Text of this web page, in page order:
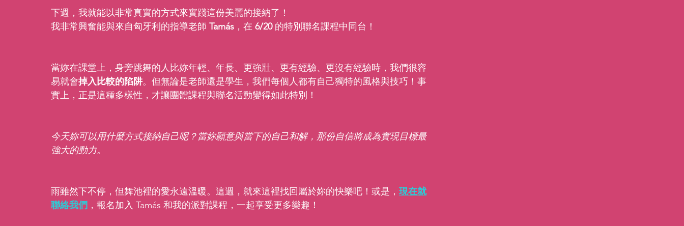
下週，我就能以非常真實的方式來實踐這份美麗的接納了！
我非常興奮能與來自匈牙利的指導老師 Tamás ，在 6/20 的特別聯名課程中同台！
當妳在課堂上，身旁跳舞的人比妳年輕、年長、更強壯、更有經驗、更沒有經驗時，我們很容
易就會掉入比較的陷阱。但無論是老師還是學生，我們每個人都有自己獨特的風格與技巧！事
實上，正是這種多樣性，才讓團體課程與聯名活動變得如此特別！
今天妳可以用什麼方式接納自己呢？當妳願意與當下的自己和解，那份自信將成為實現目標最
強大的動力。
雨雖然下不停，但舞池裡的愛永遠溫暖。這週，就來這裡找回屬於妳的快樂吧！或是， 現在就
聯絡我們 ，報名加入 Tamás 和我的派對課程，一起享受更多樂趣！